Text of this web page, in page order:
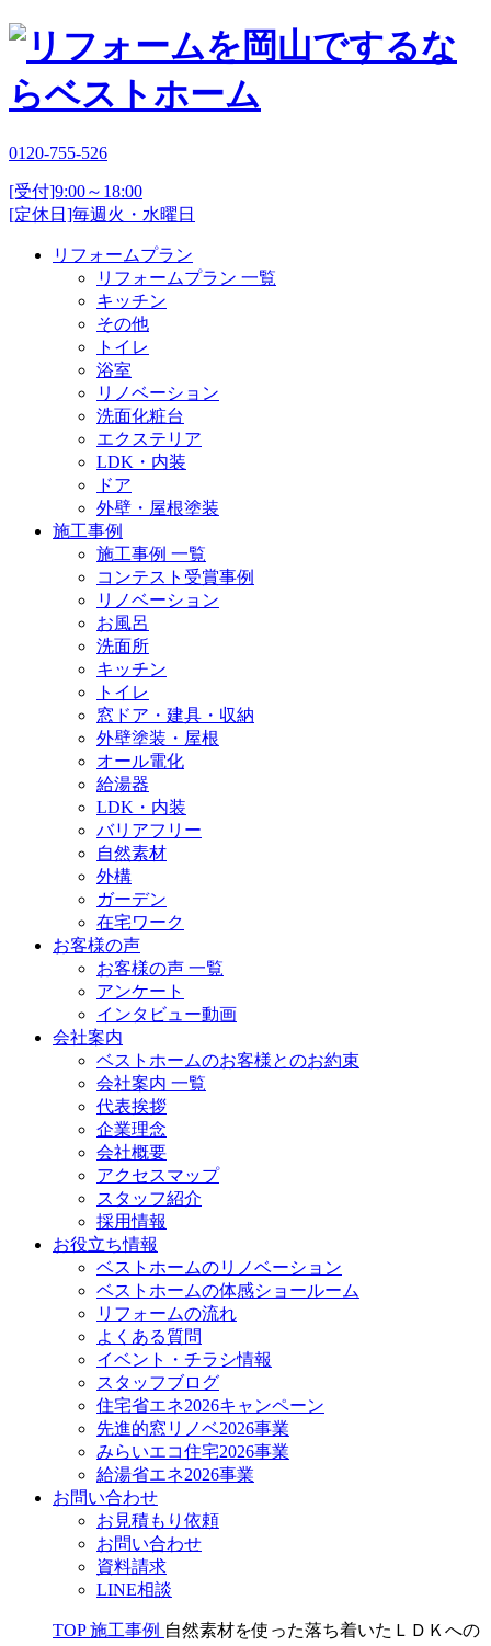
0120-755-526
[受付]9:00～18:00
[定休日]毎週火・水曜日
リフォームプラン
リフォームプラン 一覧
キッチン
その他
トイレ
浴室
リノベーション
洗面化粧台
エクステリア
LDK・内装
ドア
外壁・屋根塗装
施工事例
施工事例 一覧
コンテスト受賞事例
リノベーション
お風呂
洗面所
キッチン
トイレ
窓ドア・建具・収納
外壁塗装・屋根
オール電化
給湯器
LDK・内装
バリアフリー
自然素材
外構
ガーデン
在宅ワーク
お客様の声
お客様の声 一覧
アンケート
インタビュー動画
会社案内
ベストホームのお客様とのお約束
会社案内 一覧
代表挨拶
企業理念
会社概要
アクセスマップ
スタッフ紹介
採用情報
お役立ち情報
ベストホームのリノベーション
ベストホームの体感ショールーム
リフォームの流れ
よくある質問
イベント・チラシ情報
スタッフブログ
住宅省エネ2026キャンペーン
先進的窓リノベ2026事業
みらいエコ住宅2026事業
給湯省エネ2026事業
お問い合わせ
お見積もり依頼
お問い合わせ
資料請求
LINE相談
TOP 施工事例 自然素材を使った落ち着いたＬＤＫへの